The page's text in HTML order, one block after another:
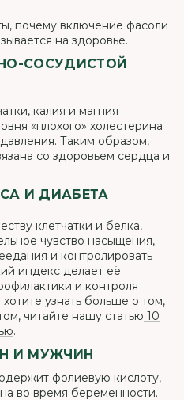
почему включение фасоли
на здоровье.
СОСУДИСТОЙ
калия и магния
«плохого» холестерина
Таким образом,
со здоровьем сердца и
И ДИАБЕТА
клетчатки и белка,
чувство насыщения,
и контролировать
индекс делает её
и контроля
узнать больше о том,
читайте нашу статью 10
.
И МУЖЧИН
фолиевую кислоту,
во время беременности.